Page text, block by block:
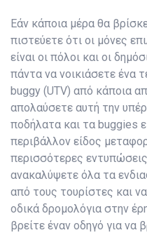
Εάν κάποια μέρα θα
πιστεύετε ότι οι μόνες
είναι οι πόλοι και οι
πάντα να νοικιάσετε ένα
buggy (UTV) από κάποια
απολαύσετε αυτή την
ποδήλατα και τα buggies
περιβάλλον είδος
περισσότερες
ανακαλύψετε όλα τα
από τους τουρίστες και
οδικά δρομολόγια στην
βρείτε έναν οδηγό για να